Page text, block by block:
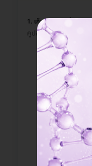
1. เก็บคูปองลดทั้งบิล
คูปองจะอยู่ในเมนู "สำ